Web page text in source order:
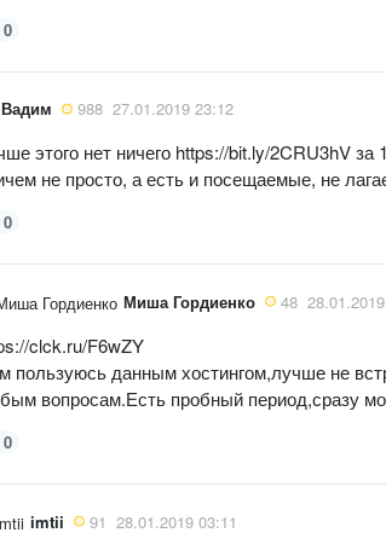
0
Вадим 988 27.01.2019 23:12
этого нет ничего https://bit.ly/2CRU3hV
не просто, а есть и посещаемые, не
0
Миша Гордиенко 48
clck.ru/F6wZY
пользуюсь данным хостингом,лучше не
вопросам.Есть пробный период,сразу
0
imtii 91 28.01.2019 03:11